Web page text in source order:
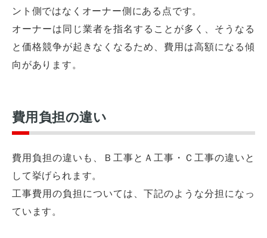
ント側ではなくオーナー側にある点です。
オーナーは同じ業者を指名することが多く、そうなる
と価格競争が起きなくなるため、費用は高額になる傾
向があります。
費用負担の違い
費用負担の違いも、Ｂ工事とＡ工事・Ｃ工事の違いと
して挙げられます。
工事費用の負担については、下記のような分担になっ
ています。